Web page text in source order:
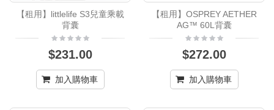
【租用】littlelife S3兒童乘載
背囊
$231.00
加入購物車
【租用】OSPREY AETHER
AG™ 60L背囊
$272.00
加入購物車